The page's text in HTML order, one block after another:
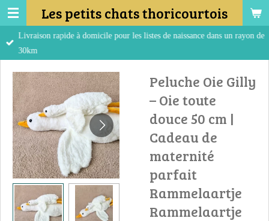
Passer
au
contenu
Les petits chats thoricourtois
Livraison rapide à domicile pour les listes de naissance dans un rayon de
30km
Peluche Oie Gilly
– Oie toute
douce 50 cm |
Cadeau de
maternité
parfait
Rammelaartje
Rammelaartje